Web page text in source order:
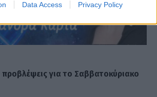
Data Access Privacy Policy
προβλέψεις για το Σαββατοκύριακο